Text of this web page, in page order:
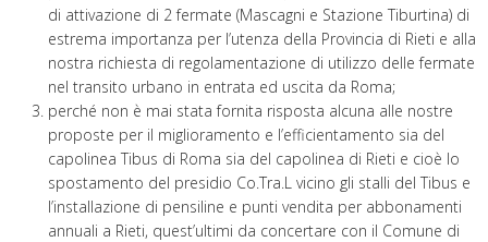
di attivazione di 2 fermate (Mascagni e Stazione Tiburtina) di
estrema importanza per l’utenza della Provincia di Rieti e alla
nostra richiesta di regolamentazione di utilizzo delle fermate
nel transito urbano in entrata ed uscita da Roma;
perché non è mai stata fornita risposta alcuna alle nostre
proposte per il miglioramento e l’efficientamento sia del
capolinea Tibus di Roma sia del capolinea di Rieti e cioè lo
spostamento del presidio Co.Tra.L vicino gli stalli del Tibus e
l’installazione di pensiline e punti vendita per abbonamenti
annuali a Rieti, quest’ultimi da concertare con il Comune di